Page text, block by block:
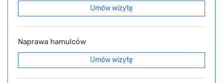
Umów wizytę
Naprawa hamulców
Umów wizytę